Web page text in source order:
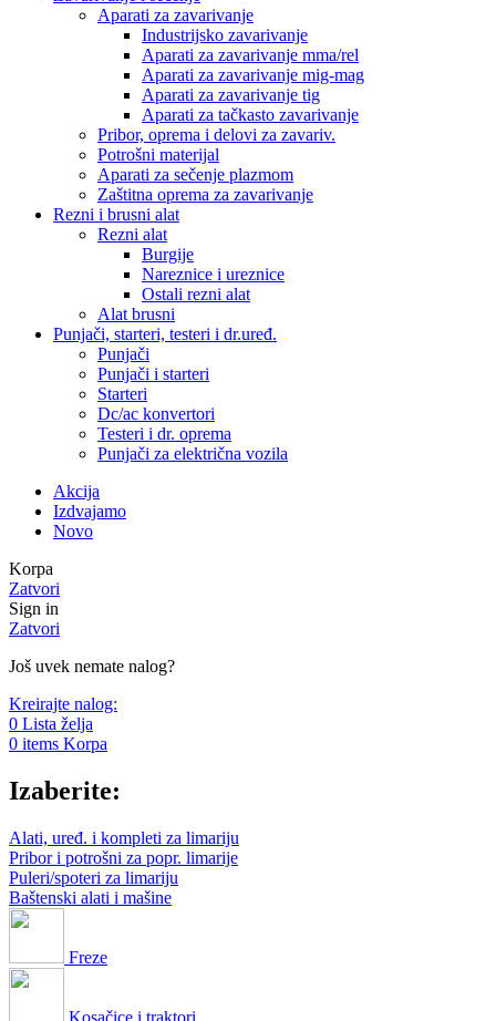
Aparati za zavarivanje
Industrijsko zavarivanje
Aparati za zavarivanje mma/rel
Aparati za zavarivanje mig-mag
Aparati za zavarivanje tig
Aparati za tačkasto zavarivanje
Pribor, oprema i delovi za zavariv.
Potrošni materijal
Aparati za sečenje plazmom
Zaštitna oprema za zavarivanje
Rezni i brusni alat
Rezni alat
Burgije
Nareznice i ureznice
Ostali rezni alat
Alat brusni
Punjači, starteri, testeri i dr.uređ.
Punjači
Punjači i starteri
Starteri
Dc/ac konvertori
Testeri i dr. oprema
Punjači za električna vozila
Akcija
Izdvajamo
Novo
Korpa
Zatvori
Sign in
Zatvori
Još uvek nemate nalog?
Kreirajte nalog:
0 Lista želja
0 items Korpa
Izaberite:
Alati, uređ. i kompleti za limariju
Pribor i potrošni za popr. limarije
Puleri/spoteri za limariju
Baštenski alati i mašine
Freze
Kosačice i traktori